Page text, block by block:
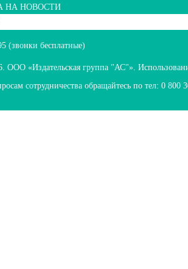
НА НОВОСТИ
(звонки бесплатные)
ООО «Издательская группа "АС"».
сотрудничества обращайтесь по тел: 0 800